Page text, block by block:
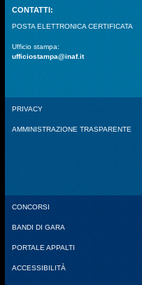
CONTATTI:
POSTA ELETTRONICA CERTIFICATA
Ufficio stampa:
ufficiostampa@inaf.it
PRIVACY
AMMINISTRAZIONE TRASPARENTE
CONCORSI
BANDI DI GARA
PORTALE APPALTI
ACCESSIBILITÀ